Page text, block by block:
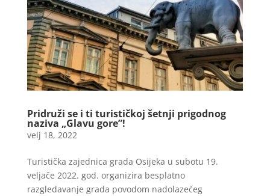
Pridruži se i ti turističkoj šetnji prigodnog
naziva „Glavu gore”!
velj 18, 2022
Turistička zajednica grada Osijeka u subotu 19.
veljače 2022. god. organizira besplatno
razgledavanje grada povodom nadolazećeg